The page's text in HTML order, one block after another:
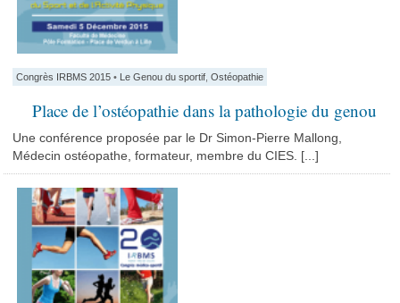
Congrès IRBMS 2015 • Le Genou du sportif ,Ostéopathie
Place de l’ostéopathie dans la pathologie du genou
Une conférence proposée par le Dr Simon-Pierre Mallong,
Médecin ostéopathe, formateur, membre du CIES. [...]